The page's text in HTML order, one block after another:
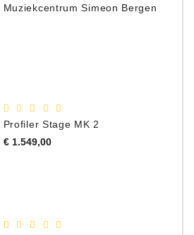
Muziekcentrum Simeon Bergen
Profiler Stage MK 2
€ 1.549,00Prijs